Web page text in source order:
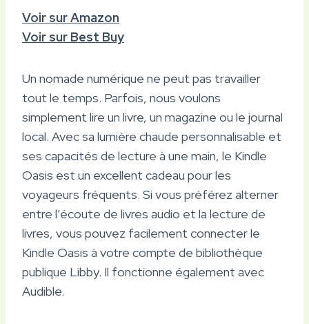
Voir sur Amazon
Voir sur Best Buy
Un nomade numérique ne peut pas travailler
tout le temps. Parfois, nous voulons
simplement lire un livre, un magazine ou le journal
local. Avec sa lumière chaude personnalisable et
ses capacités de lecture à une main, le Kindle
Oasis est un excellent cadeau pour les
voyageurs fréquents. Si vous préférez alterner
entre l’écoute de livres audio et la lecture de
livres, vous pouvez facilement connecter le
Kindle Oasis à votre compte de bibliothèque
publique Libby. Il fonctionne également avec
Audible.